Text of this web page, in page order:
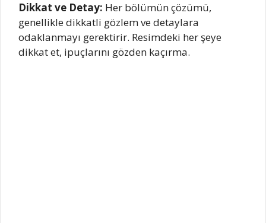
Dikkat ve Detay: Her bölümün çözümü,
genellikle dikkatli gözlem ve detaylara
odaklanmayı gerektirir. Resimdeki her şeye
dikkat et, ipuçlarını gözden kaçırma.